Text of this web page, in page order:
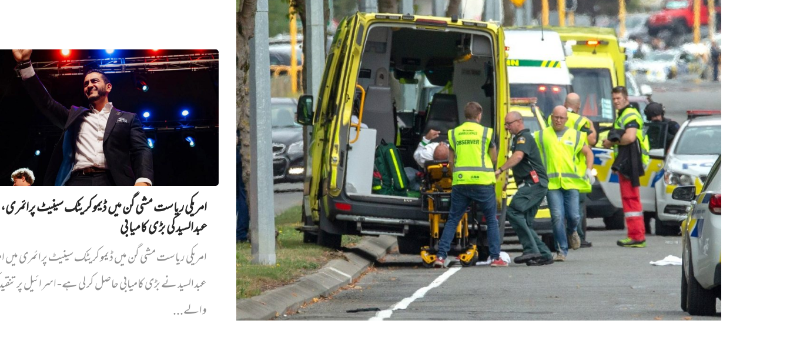
امریکی ریاست مشی گن میں ڈیموکریٹک سینیٹ پرائمری،
عبدالسید کی بڑی کامیابی
امریکی ریاست مشی گن میں ڈیموکریٹک سینیٹ پرائمری میں‌
عبدالسید نے بڑی کامیابی حاصل کر لی ہے- اسرائیل پر
والے...